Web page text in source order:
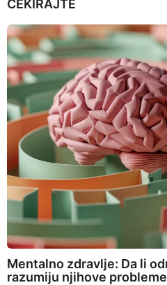
ČEKIRAJTE
Mentalno zdravlje: Da li
razumiju njihove